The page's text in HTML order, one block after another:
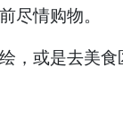
尽情购物。
，或是去美